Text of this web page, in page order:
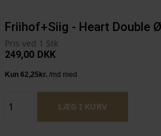
Friihof+Siig - Heart Double
Pris ved 1 Stk
249,00 DKK